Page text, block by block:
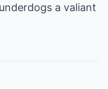
a valiant